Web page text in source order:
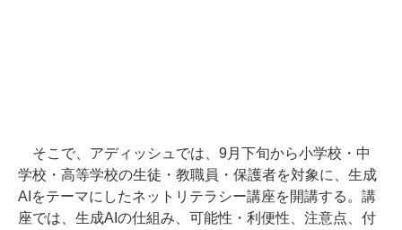
そこで、アディッシュでは、9月下旬から小学校・中
学校・高等学校の生徒・教職員・保護者を対象に、生成
AIをテーマにしたネットリテラシー講座を開講する。講
座では、生成AIの仕組み、可能性・利便性、注意点、付